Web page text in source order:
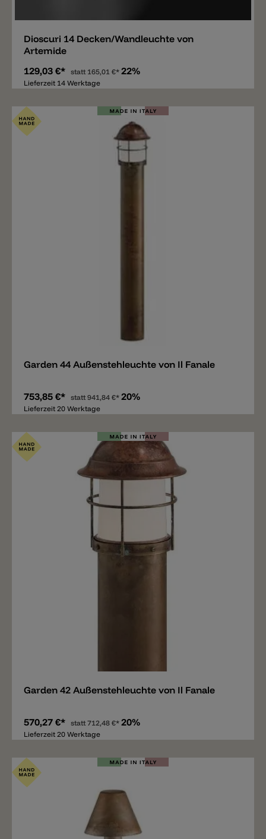
Dioscuri 14 Decken/Wandleuchte von
Artemide
129,03 €* statt 165,01 €* 22%
Lieferzeit 14 Werktage
Garden 44 Außenstehleuchte von Il Fanale
753,85 €* statt941,84 €* 20%
Lieferzeit 20 Werktage
Garden 42 Außenstehleuchte von Il Fanale
570,27 €* statt712,48 €* 20%
Lieferzeit 20 Werktage